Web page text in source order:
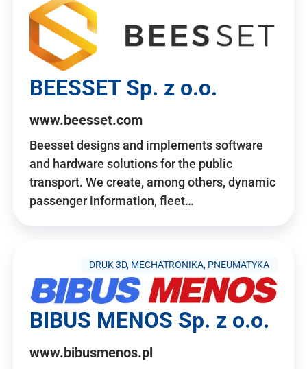
BEESSET Sp. z o.o.
www.beesset.com
Beesset designs and implements software
and hardware solutions for the public
transport. We create, among others, dynamic
passenger information, fleet…
DRUK 3D, MECHATRONIKA, PNEUMATYKA
BIBUS MENOS Sp. z o.o.
www.bibusmenos.pl